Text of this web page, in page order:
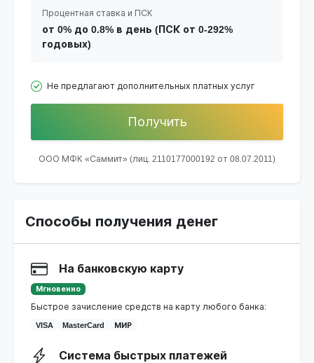
Процентная ставка и ПСК
от 0% до 0.8% в день (ПСК от 0-292%
годовых)
Не предлагают дополнительных платных услуг
Получить
ООО МФК «Саммит» (лиц. 2110177000192 от 08.07.2011)
Способы получения денег
На банковскую карту
Мгновенно
Быстрое зачисление средств на карту любого банка:
VISA MasterCard МИР
Система быстрых платежей